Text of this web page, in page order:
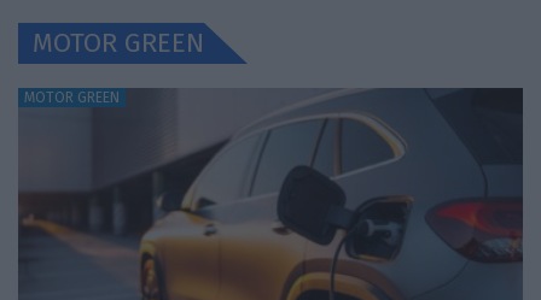
MOTOR GREEN
MOTOR GREEN